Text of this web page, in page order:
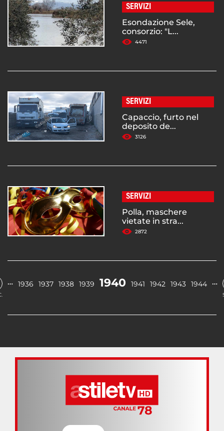
SERVIZI
Esondazione Sele,
consorzio: "L...
4471
SERVIZI
Capaccio, furto nel
deposito de...
3126
SERVIZI
Polla, maschere
vietate in stra...
2872
… 1936 1937 1938 1939 1940 1941 1942 1943 1944 …